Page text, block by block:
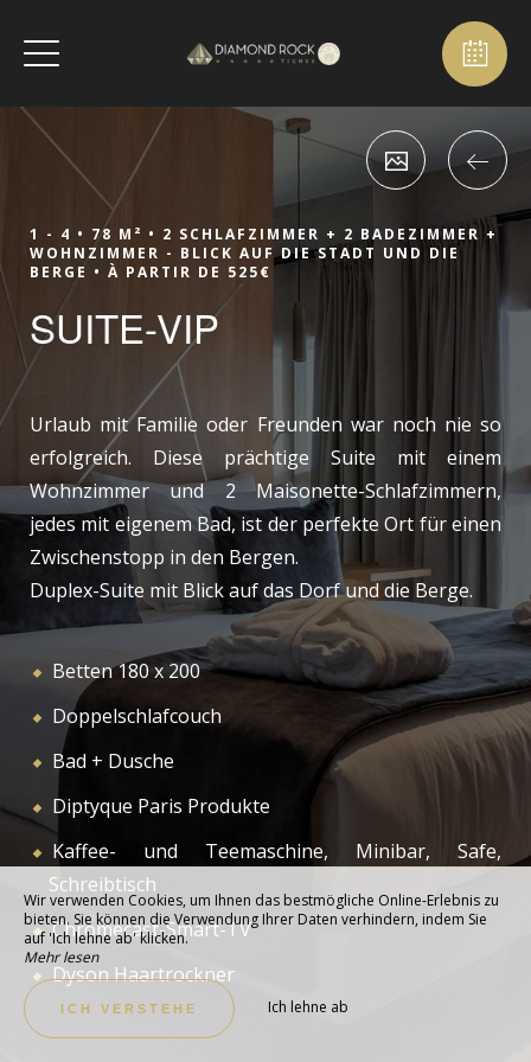
1 - 4 • 78 M² • 2 SCHLAFZIMMER + 2 BADEZIMMER +
WOHNZIMMER - BLICK AUF DIE STADT UND DIE
BERGE • À PARTIR DE 525€
SUITE-VIP
Urlaub mit Familie oder Freunden war noch nie so
erfolgreich. Diese prächtige Suite mit einem
Wohnzimmer und 2 Maisonette-Schlafzimmern,
jedes mit eigenem Bad, ist der perfekte Ort für einen
Zwischenstopp in den Bergen.
Duplex-Suite mit Blick auf das Dorf und die Berge.
Betten 180 x 200
Doppelschlafcouch
Bad + Dusche
Diptyque Paris Produkte
Kaffee- und Teemaschine, Minibar, Safe,
Schreibtisch
Chromecast-Smart-TV
Dyson Haartrockner
Wir verwenden Cookies, um Ihnen das bestmögliche Online-Erlebnis zu
bieten. Sie können die Verwendung Ihrer Daten verhindern, indem Sie
auf 'Ich lehne ab' klicken.
Mehr lesen
ICH VERSTEHE Ich lehne ab